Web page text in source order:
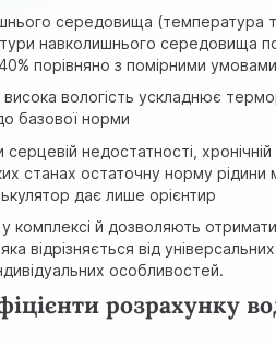
середовища (температура
навколишнього середовища
порівняно з помірними
вологість ускладнює
базової норми
серцевій недостатності ,
станах остаточну норму рідини
дає лише орієнтир
комплексі й дозволяють
відрізняється від
особливостей.
розрахунку